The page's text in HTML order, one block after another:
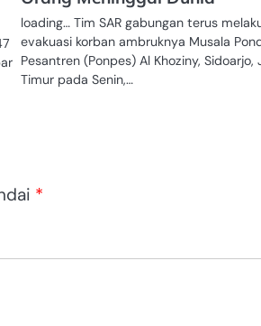
loading… Tim SAR gabungan terus
evakuasi korban ambruknya Musala
Pesantren (Ponpes) Al Khoziny, Sidoarjo,
Timur pada Senin,…
*